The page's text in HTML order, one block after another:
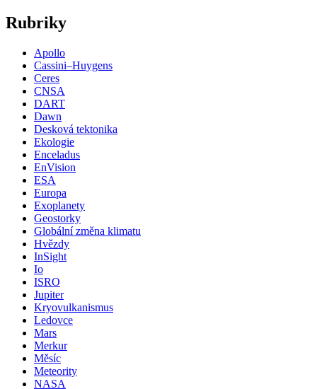
Rubriky
Apollo
Cassini–Huygens
Ceres
CNSA
DART
Dawn
Desková tektonika
Ekologie
Enceladus
EnVision
ESA
Europa
Exoplanety
Geostorky
Globální změna klimatu
Hvězdy
InSight
Io
ISRO
Jupiter
Kryovulkanismus
Ledovce
Mars
Merkur
Měsíc
Meteority
NASA